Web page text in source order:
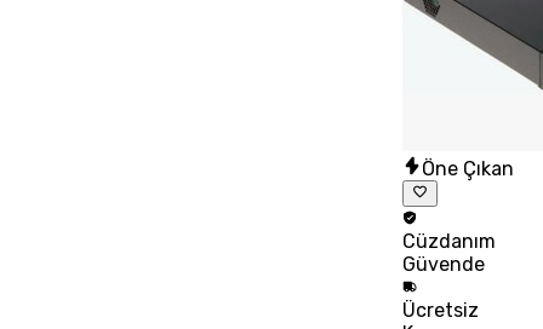
Öne Çıkan
Cüzdanım
Güvende
Ücretsiz